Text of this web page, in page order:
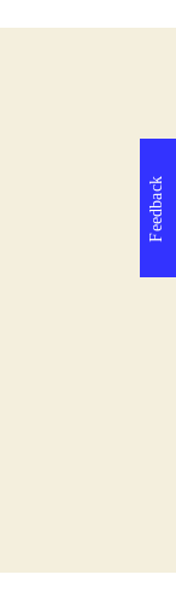
Feedback